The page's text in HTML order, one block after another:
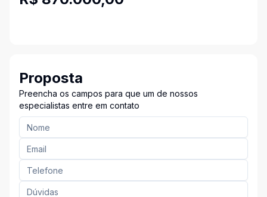
Proposta
Preencha os campos para que um de nossos
especialistas entre em contato